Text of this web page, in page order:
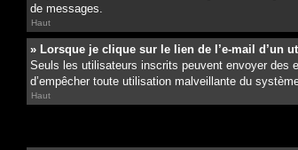
de messages.
Haut
» Lorsque je clique sur le lien de l’e-mail d’un
Seuls les utilisateurs inscrits peuvent envoyer des
d’empêcher toute utilisation malveillante du
Haut